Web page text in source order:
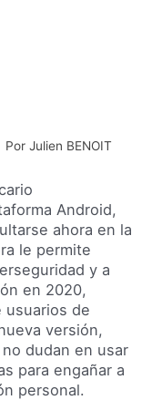
Por Julien BENOIT
Android,
ahora en la
le permite
y a
en 2020,
usuarios de
versión,
dudan en usar
para engañar a
personal.